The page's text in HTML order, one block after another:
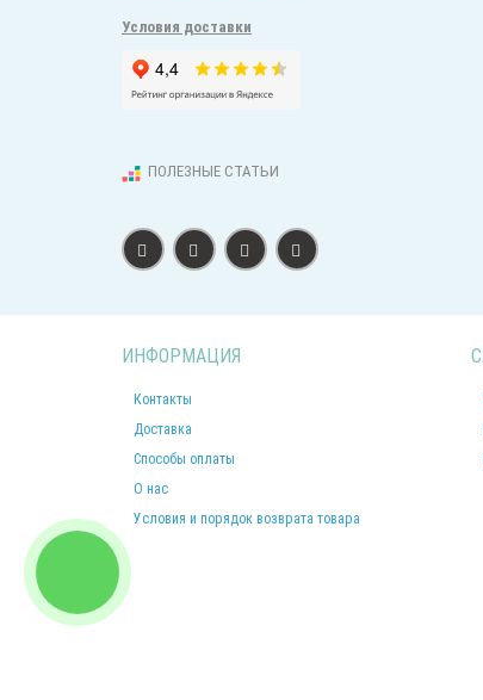
Условия доставки
ПОЛЕЗНЫЕ СТАТЬИ
ИНФОРМАЦИЯ
Контакты
Доставка
Способы оплаты
О нас
Условия и порядок возврата товара